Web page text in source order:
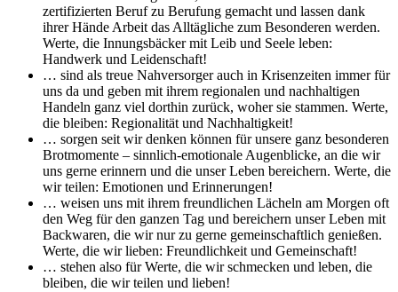
zertifizierten Beruf zu Berufung gemacht und lassen dank
ihrer Hände Arbeit das Alltägliche zum Besonderen werden.
Werte, die Innungsbäcker mit Leib und Seele leben:
Handwerk und Leidenschaft!
… sind als treue Nahversorger auch in Krisenzeiten immer für
uns da und geben mit ihrem regionalen und nachhaltigen
Handeln ganz viel dorthin zurück, woher sie stammen. Werte,
die bleiben: Regionalität und Nachhaltigkeit!
… sorgen seit wir denken können für unsere ganz besonderen
Brotmomente – sinnlich-emotionale Augenblicke, an die wir
uns gerne erinnern und die unser Leben bereichern. Werte, die
wir teilen: Emotionen und Erinnerungen!
… weisen uns mit ihrem freundlichen Lächeln am Morgen oft
den Weg für den ganzen Tag und bereichern unser Leben mit
Backwaren, die wir nur zu gerne gemeinschaftlich genießen.
Werte, die wir lieben: Freundlichkeit und Gemeinschaft!
… stehen also für Werte, die wir schmecken und leben, die
bleiben, die wir teilen und lieben!